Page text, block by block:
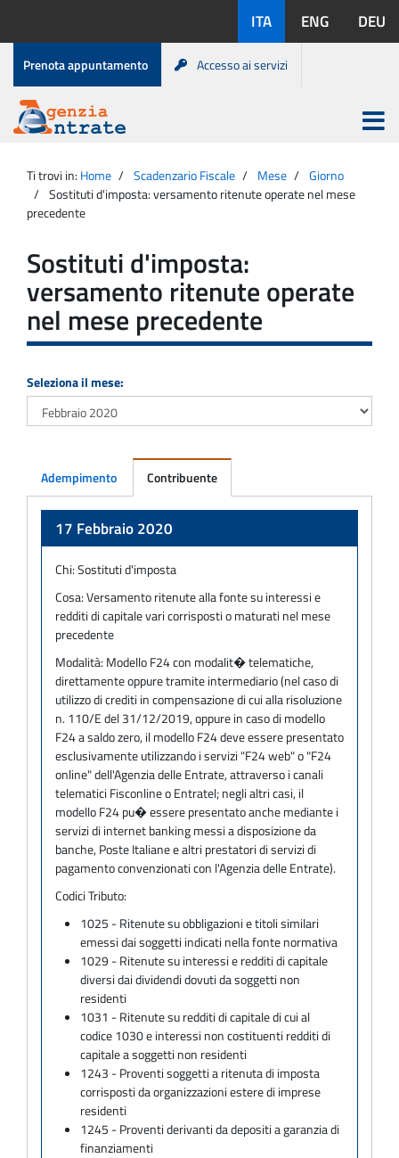
contenuto
disponibili:
ITA ENG DEU
Menu
di
servizio
Prenota appuntamento Accesso ai servizi
Agenzia
Entrate
Apri
menu
principale
Ti trovi in: Home Scadenzario Fiscale Mese
Giorno
Sostituti d'imposta: versamento ritenute operate nel mese
precedente
Sostituti d'imposta:
versamento ritenute operate
nel mese precedente
Seleziona il mese:
Adempimento Contribuente
17 Febbraio 2020
Chi:Sostituti d'imposta
Cosa:Versamento ritenute alla fonte su interessi e
redditi di capitale vari corrisposti o maturati nel mese
precedente
Modalità: Modello F24 con modalit� telematiche,
direttamente oppure tramite intermediario (nel caso di
utilizzo di crediti in compensazione di cui alla risoluzione
n. 110/E del 31/12/2019, oppure in caso di modello
F24 a saldo zero, il modello F24 deve essere presentato
esclusivamente utilizzando i servizi "F24 web" o "F24
online" dell'Agenzia delle Entrate, attraverso i canali
telematici Fisconline o Entratel; negli altri casi, il
modello F24 pu� essere presentato anche mediante i
servizi di internet banking messi a disposizione da
banche, Poste Italiane e altri prestatori di servizi di
pagamento convenzionati con l'Agenzia delle Entrate).
Codici Tributo:
1025 - Ritenute su obbligazioni e titoli similari
emessi dai soggetti indicati nella fonte normativa
1029 - Ritenute su interessi e redditi di capitale
diversi dai dividendi dovuti da soggetti non
residenti
1031 - Ritenute su redditi di capitale di cui al
codice 1030 e interessi non costituenti redditi di
capitale a soggetti non residenti
1243 - Proventi soggetti a ritenuta di imposta
corrisposti da organizzazioni estere di imprese
residenti
1245 - Proventi derivanti da depositi a garanzia di
finanziamenti